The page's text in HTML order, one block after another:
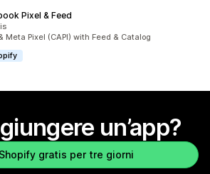
Pixel & Feed
Meta Pixel (CAPI) with Feed & Catalog
un’app?
gratis per tre giorni